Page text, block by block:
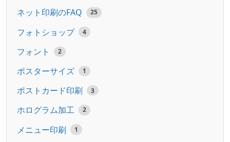
ネット印刷のFAQ 25
フォトショップ 4
フォント 2
ポスターサイズ 1
ポストカード印刷 3
ホログラム加工 2
メニュー印刷 1